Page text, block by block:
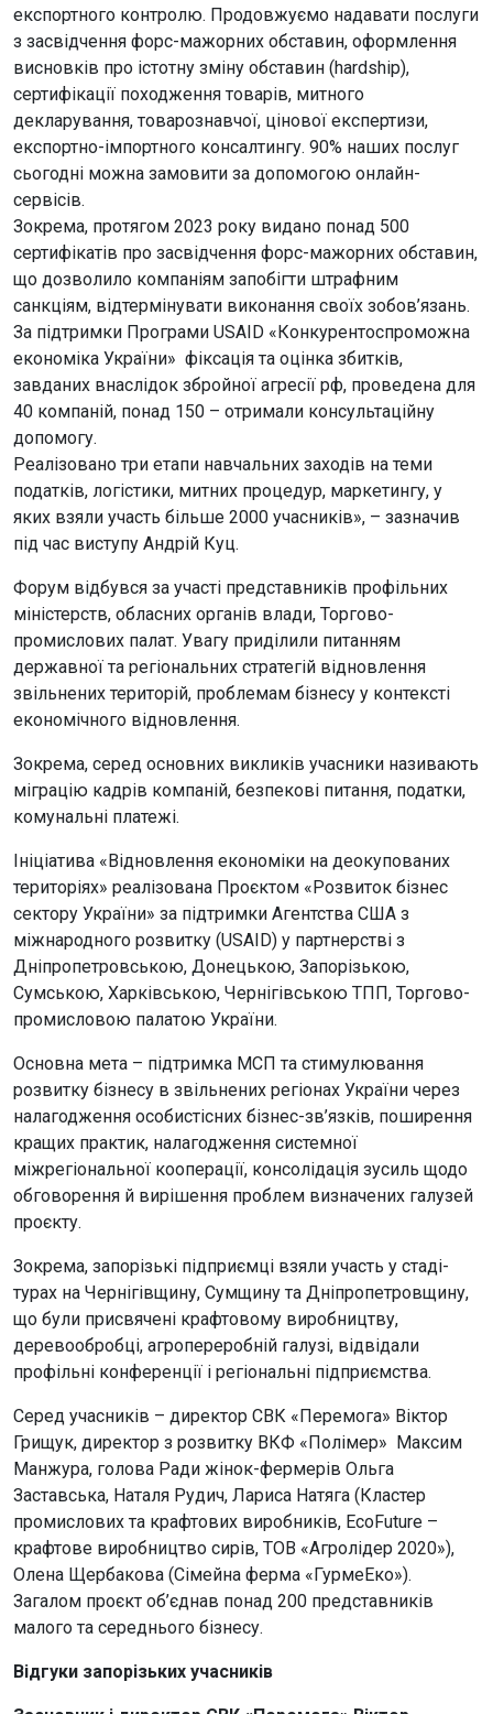
експортного контролю. Продовжуємо надавати послуги
з засвідчення форс-мажорних обставин, оформлення
висновків про істотну зміну обставин (hardship),
сертифікації походження товарів, митного
декларування, товарознавчої, цінової експертизи,
експортно-імпортного консалтингу. 90% наших послуг
сьогодні можна замовити за допомогою онлайн-
сервісів.
Зокрема, протягом 2023 року видано понад 500
сертифікатів про засвідчення форс-мажорних обставин,
що дозволило компаніям запобігти штрафним
санкціям, відтермінувати виконання своїх зобов’язань.
За підтримки Програми USAID «Конкурентоспроможна
економіка України» фіксація та оцінка збитків,
завданих внаслідок збройної агресії рф, проведена для
40 компаній, понад 150 – отримали консультаційну
допомогу.
Реалізовано три етапи навчальних заходів на теми
податків, логістики, митних процедур, маркетингу, у
яких взяли участь більше 2000 учасників», – зазначив
під час виступу Андрій Куц.
Форум відбувся за участі представників профільних
міністерств, обласних органів влади, Торгово-
промислових палат. Увагу приділили питанням
державної та регіональних стратегій відновлення
звільнених територій, проблемам бізнесу у контексті
економічного відновлення.
Зокрема, серед основних викликів учасники називають
міграцію кадрів компаній, безпекові питання, податки,
комунальні платежі.
Ініціатива «Відновлення економіки на деокупованих
територіях» реалізована Проєктом «Розвиток бізнес
сектору України» за підтримки Агентства США з
міжнародного розвитку (USAID) у партнерстві з
Дніпропетровською, Донецькою, Запорізькою,
Сумською, Харківською, Чернігівською ТПП, Торгово-
промисловою палатою України.
Основна мета – підтримка МСП та стимулювання
розвитку бізнесу в звільнених регіонах України через
налагодження особистісних бізнес-зв’язків, поширення
кращих практик, налагодження системної
міжрегіональної кооперації, консолідація зусиль щодо
обговорення й вирішення проблем визначених галузей
проєкту.
Зокрема, запорізькі підприємці взяли участь у стаді-
турах на Чернігівщину, Сумщину та Дніпропетровщину,
що були присвячені крафтовому виробництву,
деревообробці, агропереробній галузі, відвідали
профільні конференції і регіональні підприємства.
Серед учасників – директор СВК «Перемога» Віктор
Грищук, директор з розвитку ВКФ «Полімер» Максим
Манжура, голова Ради жінок-фермерів Ольга
Заставська, Наталя Рудич, Лариса Натяга (Кластер
промислових та крафтових виробників, EcoFuture –
крафтове виробництво сирів, ТОВ «Агролідер 2020»),
Олена Щербакова (Сімейна ферма «ГурмеЕко»).
Загалом проєкт об’єднав понад 200 представників
малого та середнього бізнесу.
Відгуки запорізьких учасників